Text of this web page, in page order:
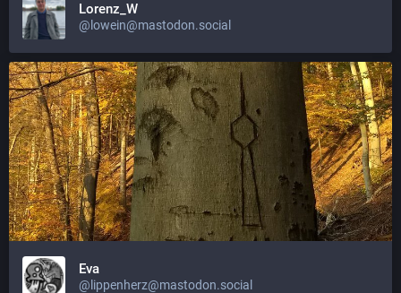
Lorenz_W
@lowein@mastodon.social
Eva
@lippenherz@mastodon.social